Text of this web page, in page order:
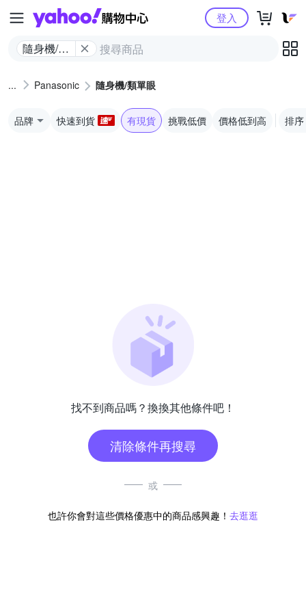
Yahoo購物中心
隨身機/類
登入
Panasonic 隨身機/類單眼
品牌 快速到貨 有現貨 挑戰低價 價格低到高 排序
找不到商品嗎？換換其他條件吧！
清除條件再搜尋
或
也許你會對這些價格優惠中的商品感興趣！ 去逛逛